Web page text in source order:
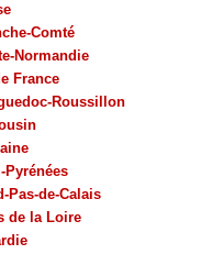
Comté
Normandie
France
Roussillon
Pyrénées
Pas-de-Calais
de la Loire